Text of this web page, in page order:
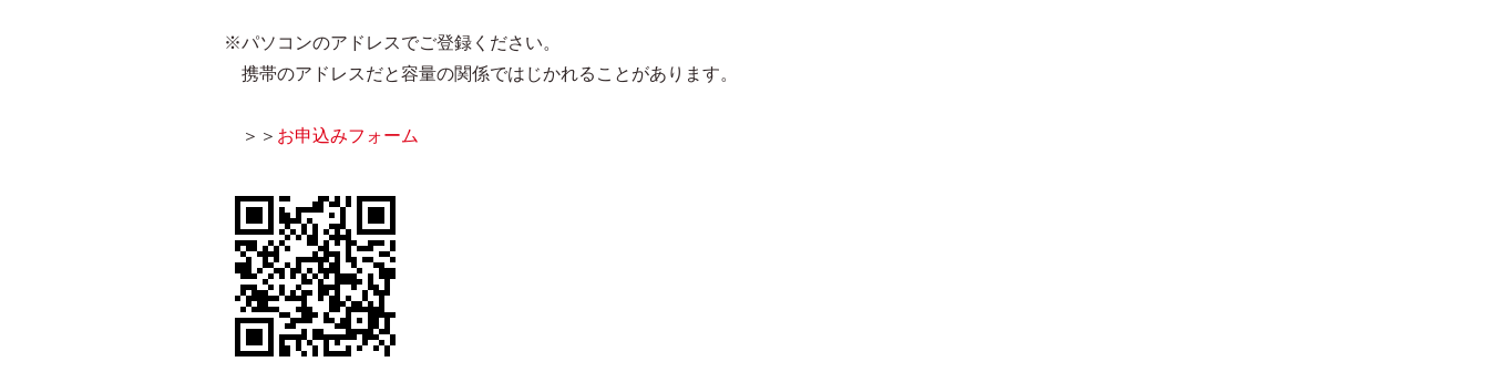
※パソコンのアドレスでご登録ください。
携帯のアドレスだと容量の関係ではじかれることがあります。
＞＞ お申込みフォーム